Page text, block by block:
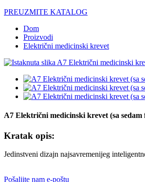
PREUZMITE KATALOG
Dom
Proizvodi
Električni medicinski krevet
A7 Električni medicinski krevet (sa sedam
Kratak opis:
Jedinstveni dizajn najsavremenijeg
Pošaljite nam e-poštu